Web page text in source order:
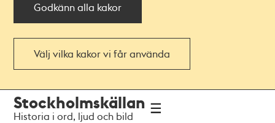
Godkänn alla kakor
Välj vilka kakor vi får använda
navigationen
huvudinnehållet
Stockholmskällan
Historia i ord, ljud och bild